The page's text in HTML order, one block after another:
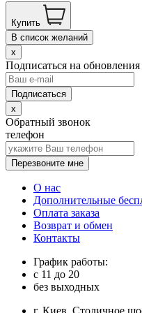
Купить
В список желаний
x
Подписаться на обновления
x
Обратный звонок
телефон
Перезвоните мне
О нас
Дополнительные
Оплата заказа
Возврат и обмен
Контакты
График работы:
с 11 до 20
без выходных
г. Киев, Столичное